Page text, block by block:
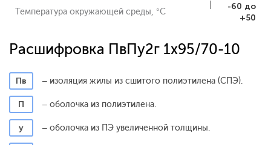
Температура окружающей среды, °С
-60 до
+50
Расшифровка ПвПу2г 1x95/70-10
Пв – изоляция жилы из сшитого полиэтилена (СПЭ).
П – оболочка из полиэтилена.
у – оболочка из ПЭ увеличенной толщины.